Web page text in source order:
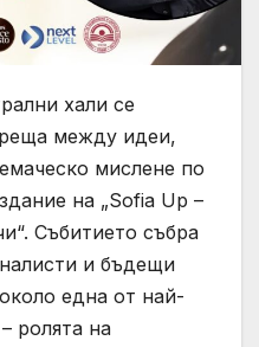
хали се
между идеи,
мислене по
на „Sofia Up –
Събитието събра
и бъдещи
една от най-
ролята на